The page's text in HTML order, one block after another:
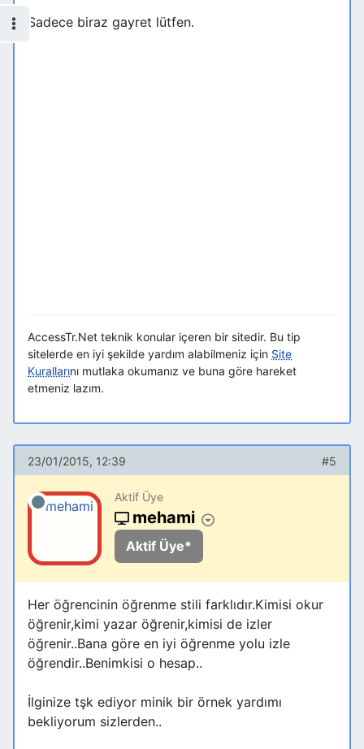
Sadece biraz gayret lütfen.
AccessTr.Net teknik konular içeren bir sitedir. Bu tip
sitelerde en iyi şekilde yardım alabilmeniz için Site
Kurallarını mutlaka okumanız ve buna göre hareket
etmeniz lazım.
23/01/2015, 12:39 #5
Aktif Üye
mehami
Aktif Üye*
Her öğrencinin öğrenme stili farklıdır.Kimisi okur
öğrenir,kimi yazar öğrenir,kimisi de izler
öğrenir..Bana göre en iyi öğrenme yolu izle
öğrendir..Benimkisi o hesap..
İlginize tşk ediyor minik bir örnek yardımı
bekliyorum sizlerden..